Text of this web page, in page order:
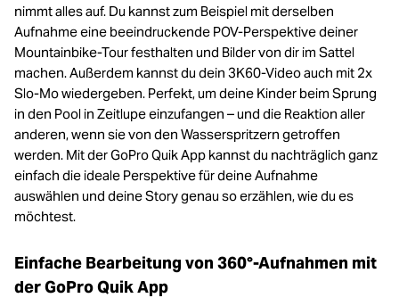
nimmt alles auf. Du kannst zum Beispiel mit derselben
Aufnahme eine beeindruckende POV-Perspektive deiner
Mountainbike-Tour festhalten und Bilder von dir im Sattel
machen. Außerdem kannst du dein 3K60-Video auch mit 2x
Slo-Mo wiedergeben. Perfekt, um deine Kinder beim Sprung
in den Pool in Zeitlupe einzufangen – und die Reaktion aller
anderen, wenn sie von den Wasserspritzern getroffen
werden. Mit der GoPro Quik App kannst du nachträglich ganz
einfach die ideale Perspektive für deine Aufnahme
auswählen und deine Story genau so erzählen, wie du es
möchtest.
Einfache Bearbeitung von 360°-Aufnahmen mit
der GoPro Quik App